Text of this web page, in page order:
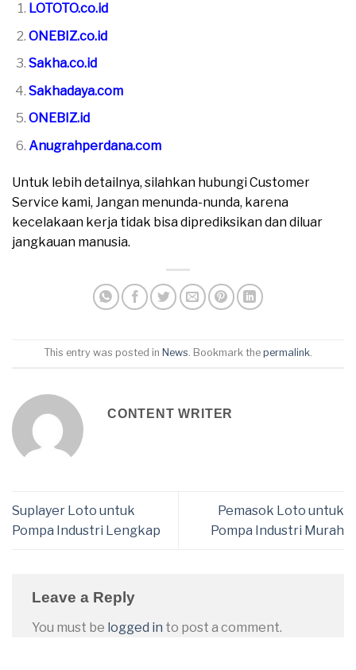
LOTOTO.co.id
ONEBIZ.co.id
Sakha.co.id
Sakhadaya.com
ONEBIZ.id
Anugrahperdana.com
Untuk lebih detailnya, silahkan hubungi Customer
Service kami, Jangan menunda-nunda, karena
kecelakaan kerja tidak bisa diprediksikan dan diluar
jangkauan manusia.
This entry was posted in News. Bookmark the permalink.
CONTENT WRITER
Suplayer Loto untuk
Pompa Industri Lengkap
Pemasok Loto untuk
Pompa Industri Murah
Leave a Reply
You must be logged in to post a comment.